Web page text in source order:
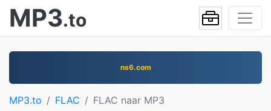
MP3.to
ns6.com
MP3.to FLAC FLAC naar MP3